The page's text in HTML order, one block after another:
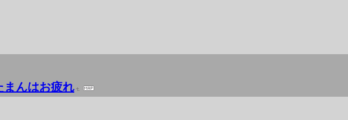
まんはお疲れ